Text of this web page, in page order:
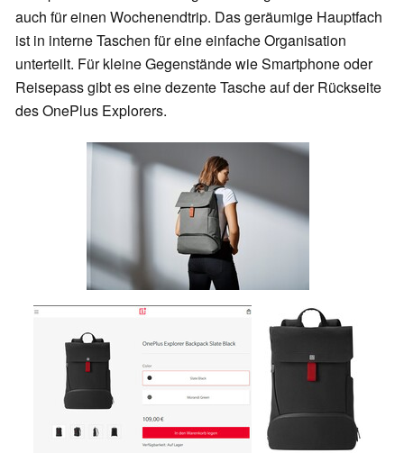
auch für einen Wochenendtrip. Das geräumige Hauptfach
ist in interne Taschen für eine einfache Organisation
unterteilt. Für kleine Gegenstände wie Smartphone oder
Reisepass gibt es eine dezente Tasche auf der Rückseite
des OnePlus Explorers.